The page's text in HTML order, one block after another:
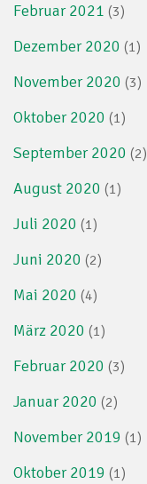
Februar 2021 (3)
Dezember 2020 (1)
November 2020 (3)
Oktober 2020 (1)
September 2020 (2)
August 2020 (1)
Juli 2020 (1)
Juni 2020 (2)
Mai 2020 (4)
März 2020 (1)
Februar 2020 (3)
Januar 2020 (2)
November 2019 (1)
Oktober 2019 (1)